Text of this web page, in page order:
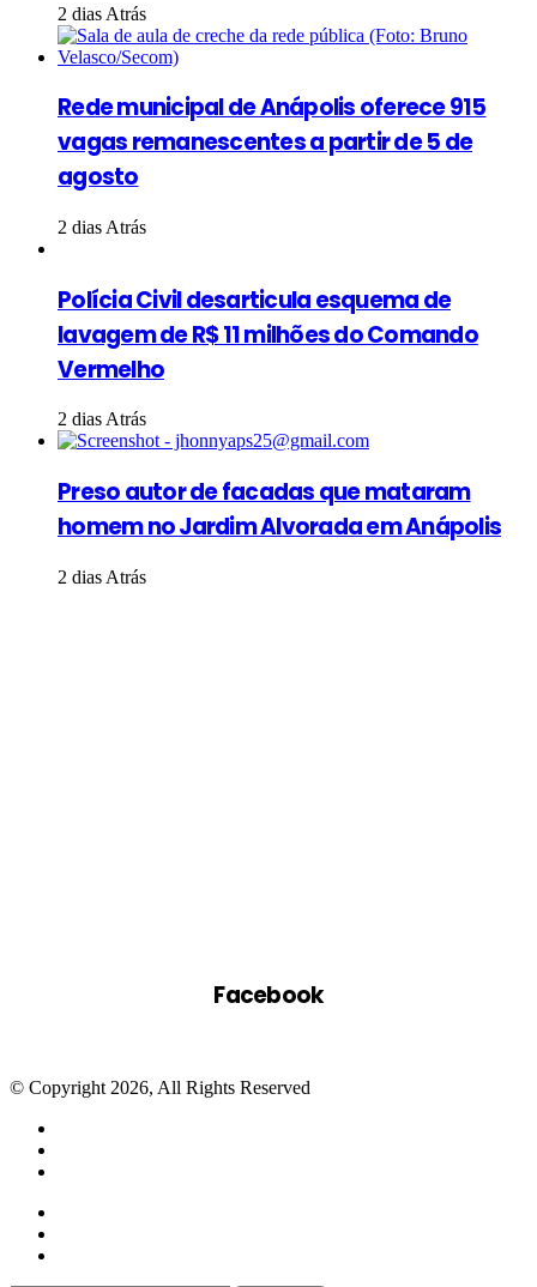
2 dias Atrás
Rede municipal de Anápolis oferece 915
vagas remanescentes a partir de 5 de
agosto
2 dias Atrás
Polícia Civil desarticula esquema de
lavagem de R$ 11 milhões do Comando
Vermelho
2 dias Atrás
Preso autor de facadas que mataram
homem no Jardim Alvorada em Anápolis
2 dias Atrás
Facebook
© Copyright 2026, All Rights Reserved
Facebook
Twitter
WhatsApp
Telegram
Close